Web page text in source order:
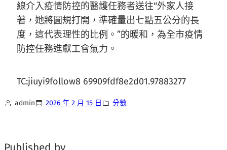
線介入疫情防控的醫護任務者送往“外家人接
著，她將圓規打開，準確量出七點五公分的長
度，這代表理性的比例。”的暖和，為全市疫情
防控任務進獻工會氣力。
TC:jiuyi9follow8 69909fdf8e2d01.97883277
admin 2026 年 2 月 15 日 分數